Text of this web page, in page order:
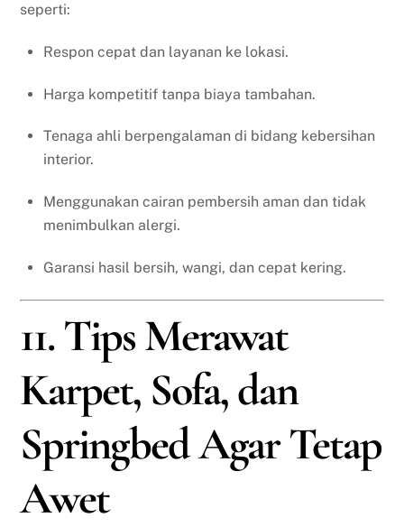
seperti:
Respon cepat dan layanan ke lokasi.
Harga kompetitif tanpa biaya tambahan.
Tenaga ahli berpengalaman di bidang kebersihan
interior.
Menggunakan cairan pembersih aman dan tidak
menimbulkan alergi.
Garansi hasil bersih, wangi, dan cepat kering.
11. Tips Merawat
Karpet, Sofa, dan
Springbed Agar Tetap
Awet